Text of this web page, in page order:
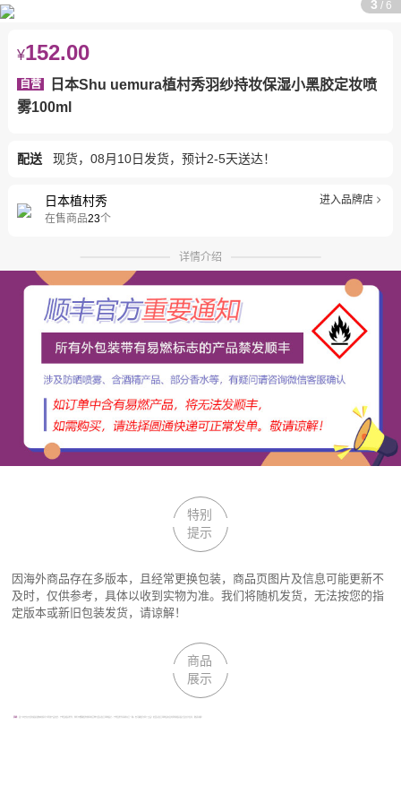
3 / 6
¥152.00
自营
日本Shu uemura植村秀羽纱持妆保湿小黑胶定妆喷
雾100ml
配送 现货，08月10日发货，预计2-5天送达！
日本植村秀
在售商品23个
进入品牌店
详情介绍
特别
提示
因海外商品存在多版本，且经常更换包装，商品页图片及信息可能更新不
及时，仅供参考，具体以收到实物为准。我们将随机发货，无法按您的指
定版本或新旧包装发货，请谅解！
商品
展示